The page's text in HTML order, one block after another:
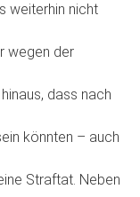
weiterhin nicht
wegen der
dass nach
könnten – auch
Straftat. Neben